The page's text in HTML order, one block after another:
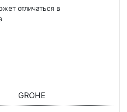
отличаться в
GROHE